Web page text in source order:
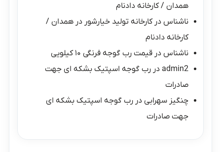
همدان / کارخانه دادنام
ناشناس درکارخانه تولید خیارشور در همدان /
کارخانه دادنام
ناشناس درقیمت رب گوجه فرنگی ۱۰ کیلویی
admin2 دررب گوجه اسپتیک بشکه ای جهت
صادرات
چنگیز سهرابی دررب گوجه اسپتیک بشکه ای
جهت صادرات